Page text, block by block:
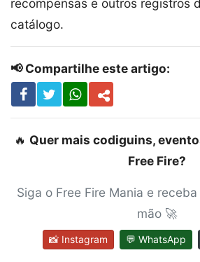
recompensas e outros registros
catálogo.
📢 Compartilhe este artigo:
🔥 Quer mais codiguins,
Free Fire?
Siga o Free Fire Mania e
mão 🚀
📸 Instagram 💬 WhatsApp